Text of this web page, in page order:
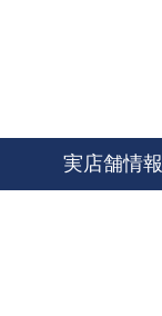
実店舗情報